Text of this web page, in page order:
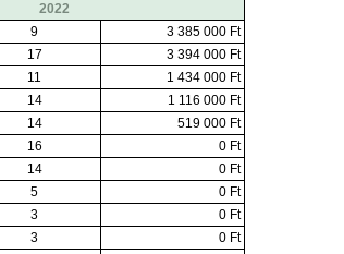
2022
9
3 385 000 Ft
17
3 394 000 Ft
11
1 434 000 Ft
14
1 116 000 Ft
14
519 000 Ft
16
0 Ft
14
0 Ft
5
0 Ft
3
0 Ft
3
0 Ft